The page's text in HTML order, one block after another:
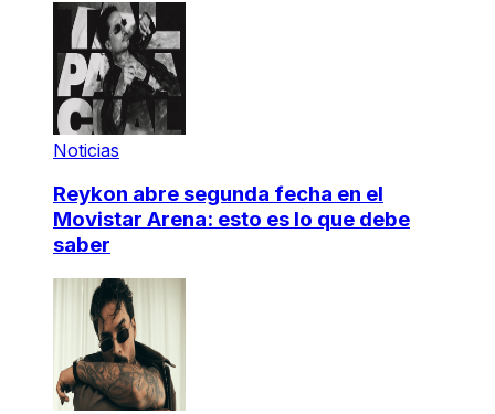
Noticias
Reykon abre segunda fecha en el
Movistar Arena: esto es lo que debe
saber